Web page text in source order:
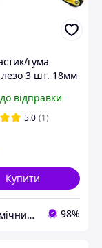
гума
лезо 3 шт. 18мм
відправки
5.0 (1)
Купити
Мій помічник - інтернет магазин 98%